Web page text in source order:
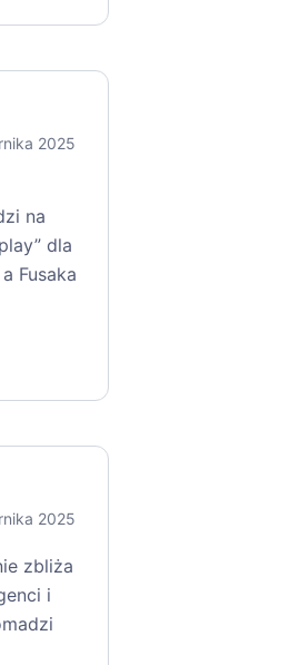
2025
na
dla
Fusaka
2025
zbliża
i